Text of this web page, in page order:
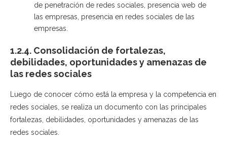
de penetración de redes sociales, presencia web de
las empresas, presencia en redes sociales de las
empresas.
1.2.4. Consolidación de fortalezas,
debilidades, oportunidades y amenazas de
las redes sociales
Luego de conocer cómo está la empresa y la competencia en
redes sociales, se realiza un documento con las principales
fortalezas, debilidades, oportunidades y amenazas de las
redes sociales.